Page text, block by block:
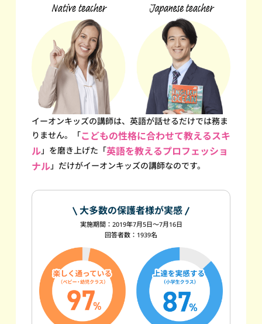
イーオンキッズの講師は、英語が話せるだけでは務ま
りません。
「こどもの性格に合わせて教えるスキ
ル」を磨き上げた 「英語を教えるプロフェッショ
ナル」だけがイーオンキッズの講師なのです。
大多数の保護者様が実感
実施期間：2019年7月5日～7月16日
回答者数：1939名